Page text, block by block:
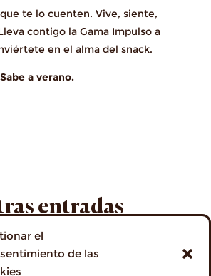
el
de las
te lo cuenten. Vive, siente,
contigo la Gama Impulso a
en el alma del snack.
a verano.
entradas